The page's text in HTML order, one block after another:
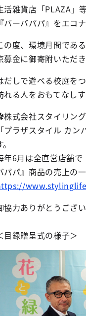
活雑貨店「PLAZA」
『バーバパパ』をエコ
の度、環境月間であ
募金に御寄附いただき
だしで遊べる校庭を
れる人をおもてなし
式会社スタイリン
「プラザスタイル カ
年6月は全直営店舗
パパ』商品の売上の
協力ありがとうござい
目録贈呈式の様子＞